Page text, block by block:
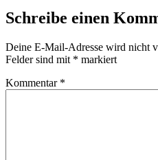
Schreibe einen
Deine E-Mail-Adresse wird nicht
Felder sind mit * markiert
Kommentar *